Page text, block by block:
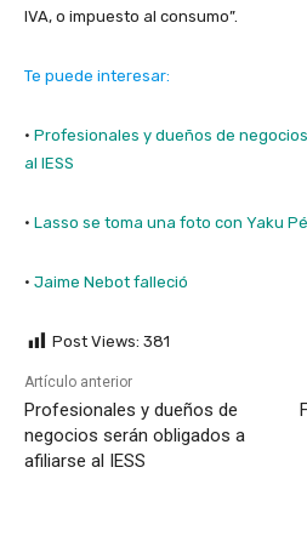
IVA, o impuesto al consumo”.
Te puede interesar:
· Profesionales y dueños de
al IESS
· Lasso se toma una foto con Yaku
· Jaime Nebot falleció
Post Views: 381
Artículo anterior
Profesionales y dueños de
negocios serán obligados a
afiliarse al IESS